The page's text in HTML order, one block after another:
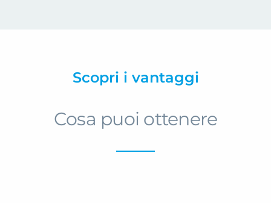
Scopri i vantaggi
Cosa puoi ottenere